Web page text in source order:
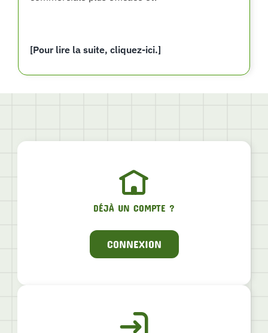
[Pour lire la suite, cliquez-ici.]
DÉJÀ UN COMPTE ?
CONNEXION